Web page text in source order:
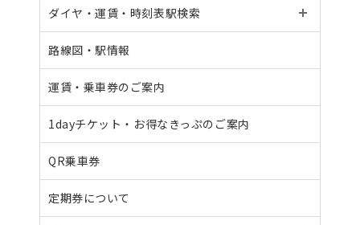
ダイヤ・運賃・ 時刻表駅検索
路線図・駅情報
運賃・乗車券のご案内
1dayチケット・ お得なきっぷのご案内
QR乗車券
定期券について